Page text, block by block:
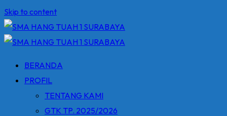
Skip to content
BERANDA
PROFIL
TENTANG KAMI
GTK TP. 2025/2026